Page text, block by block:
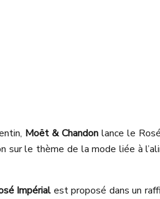
Moët & Chandon lance le
sur le thème de la mode liée à
Impérial est proposé dans un